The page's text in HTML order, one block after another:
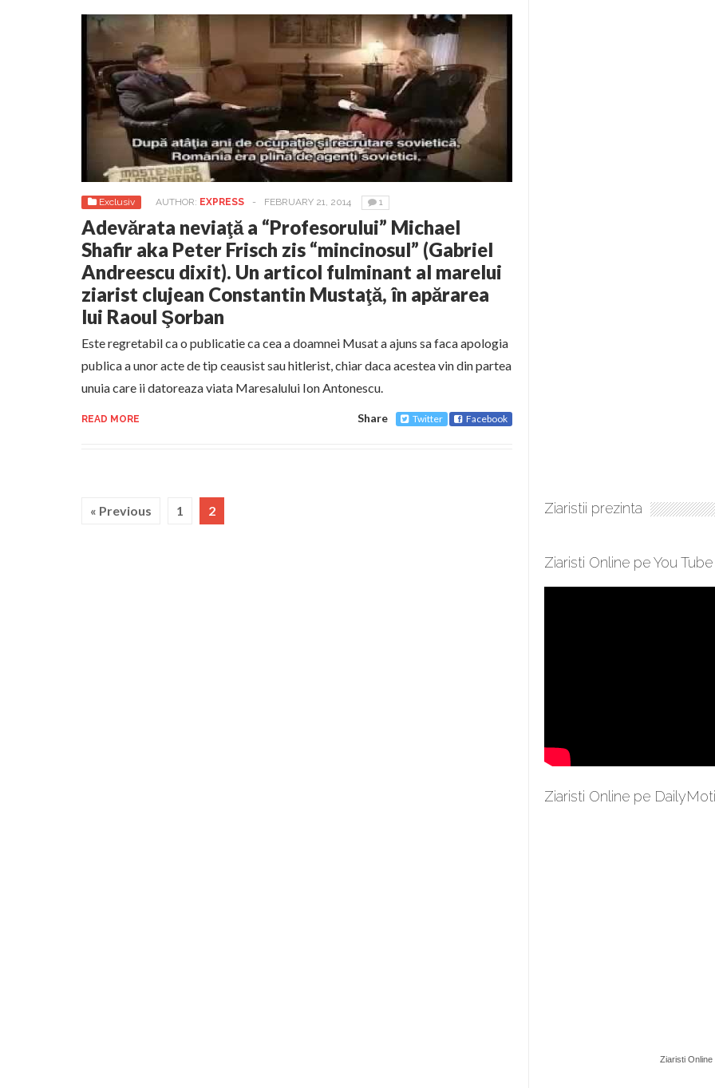
Exclusiv AUTHOR: EXPRESS - FEBRUARY 21, 2014 1
Adevărata neviaţă a “Profesorului” Michael
Shafir aka Peter Frisch zis “mincinosul” (Gabriel
Andreescu dixit). Un articol fulminant al marelui
ziarist clujean Constantin Mustaţă, în apărarea
lui Raoul Şorban
Este regretabil ca o publicatie ca cea a doamnei Musat a ajuns sa faca apologia
publica a unor acte de tip ceausist sau hitlerist, chiar daca acestea vin din partea
unuia care ii datoreaza viata Maresalului Ion Antonescu.
READ MORE Share Twitter Facebook
« Previous 1 2 Ziaristii prezinta
Ziaristi Online pe You Tube
Ziaristi Online pe
Ziaristi Online